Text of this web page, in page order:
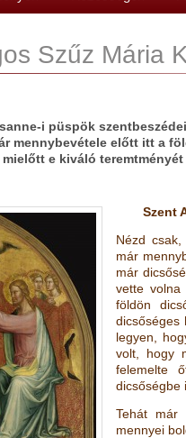
Szűz Mária
i püspök
mennybevétele előtt itt a
e kiváló
Szent
Nézd
már
már
vette
földön
dicsőséges
legyen,
volt, hogy
felemelte
dicsőségbe
Tehát már
mennyei